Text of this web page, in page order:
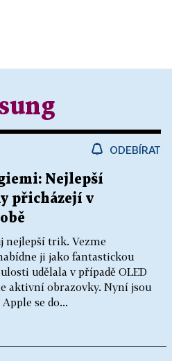
ODEBÍRAT
Nejlepší
přicházejí v
nejlepší trik. Vezme
ji jako fantastickou
udělala v případě OLED
aktivní obrazovky. Nyní jsou
se do...